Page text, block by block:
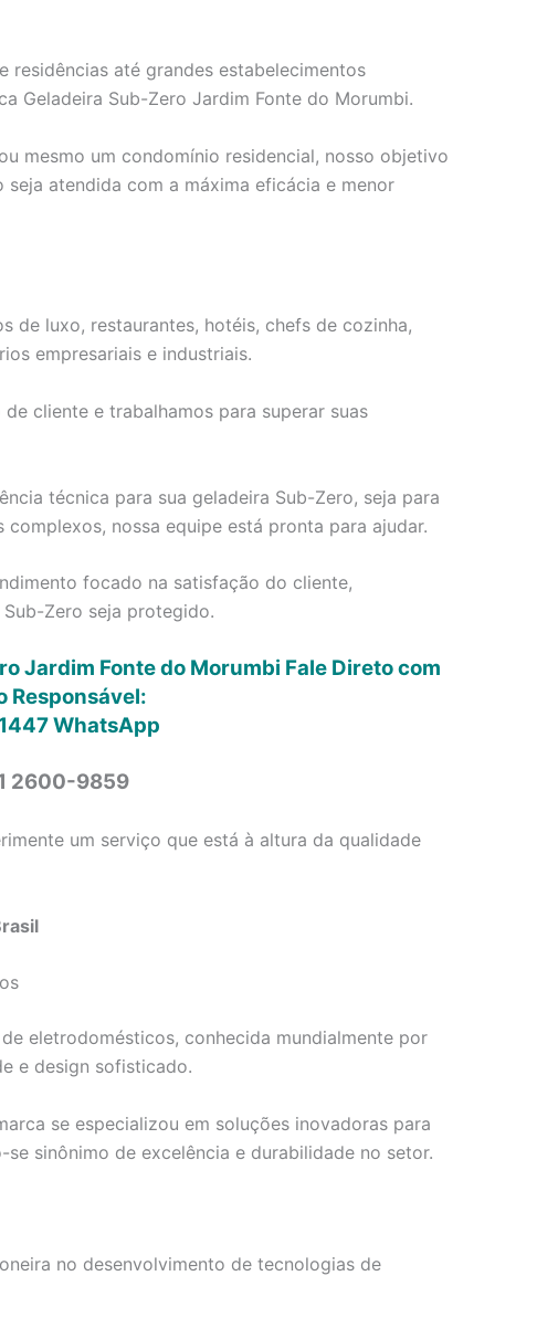
residências até grandes estabelecimentos
Geladeira Sub-Zero Jardim Fonte do Morumbi.
mesmo um condomínio residencial, nosso objetivo
atendida com a máxima eficácia e menor
de luxo, restaurantes, hotéis, chefs de cozinha,
empresariais e industriais.
cliente e trabalhamos para superar suas
técnica para sua geladeira Sub-Zero, seja para
nossa equipe está pronta para ajudar.
focado na satisfação do cliente,
Zero seja protegido.
Jardim Fonte do Morumbi Fale Direto com
Responsável:
WhatsApp
2600-9859
um serviço que está à altura da qualidade
eletrodomésticos, conhecida mundialmente por
e design sofisticado.
se especializou em soluções inovadoras para
sinônimo de excelência e durabilidade no setor.
no desenvolvimento de tecnologias de